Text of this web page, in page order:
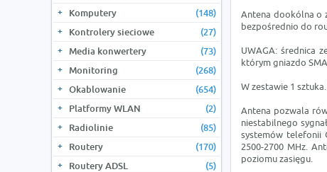
Komputery
(148)
Kontrolery sieciowe
(27)
Media konwertery
(73)
Monitoring
(268)
Okablowanie
(654)
Platformy WLAN
(2)
Radiolinie
(85)
Routery
(170)
Routery ADSL
(5)
Antena dookólna o
bezpośrednio do
UWAGA: średnica
którym gniazdo
W zestawie 1
Antena pozwala
niestabilnego
systemów telefonii
2500-2700 MHz.
poziomu zasięgu.